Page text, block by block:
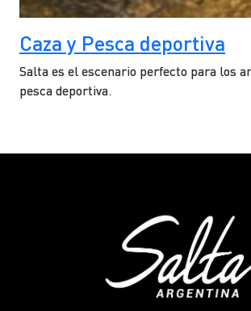
Caza y Pesca deportiva
Salta es el escenario perfecto para los
pesca deportiva.